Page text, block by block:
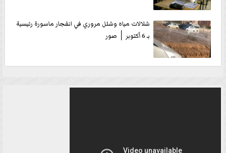
شلالات مياه وشلل مروري في انفجار ماسورة رئيسية
بـ 6 أكتوبر │ صور